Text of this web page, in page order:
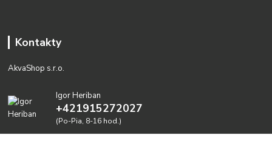
Kontakty
AkvaShop s.r.o.
Igor Heriban
+421915272027
(Po-Pia, 8-16 hod.)